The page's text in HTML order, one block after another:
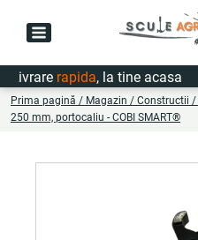
rapida, la tine acasa
Prima pagină / Magazin / Constructii /
250 mm, portocaliu - COBI SMART®